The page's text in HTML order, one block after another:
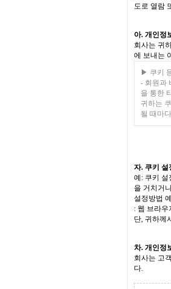
도로 열람
아. 개인정
회사는 귀
에 보내는
▶ 쿠키
- 회원과
을 통한
귀하는
될 때마
자. 쿠키 설
예: 쿠키 설
을 거치거
설정방법
: 웹 브라
단, 귀하께
차. 개인정
회사는 고
다.